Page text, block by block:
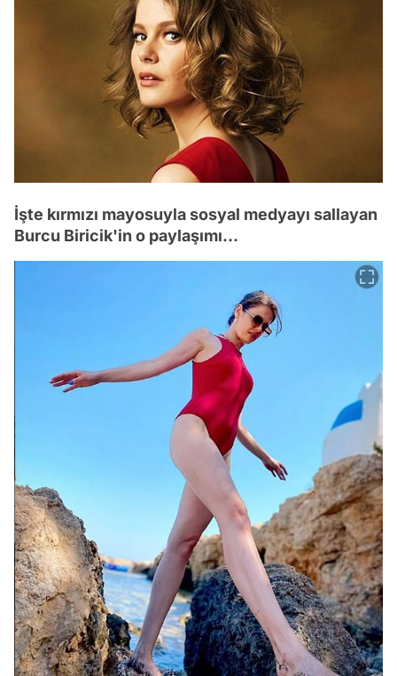
İşte kırmızı mayosuyla sosyal medyayı sallayan
Burcu Biricik'in o paylaşımı...
Video
Test